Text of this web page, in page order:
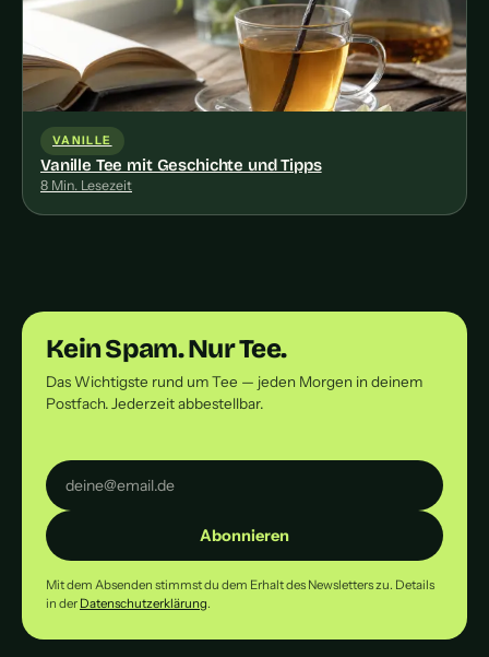
VANILLE
Vanille Tee mit Geschichte und Tipps
8 Min. Lesezeit
Kein Spam. Nur Tee.
Das Wichtigste rund um Tee — jeden Morgen in deinem
Postfach. Jederzeit abbestellbar.
Abonnieren
Mit dem Absenden stimmst du dem Erhalt des Newsletters zu. Details
in der Datenschutzerklärung.